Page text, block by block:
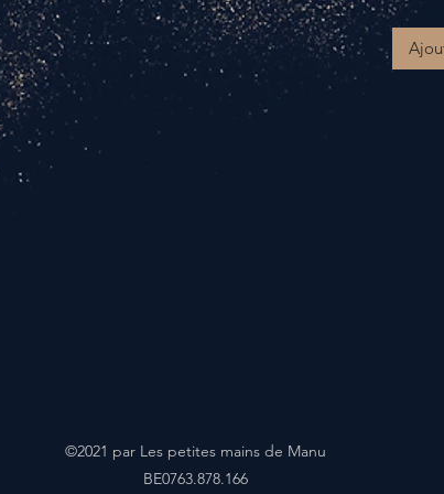
©2021 par Les petites mains de Manu
BE0763.878.166